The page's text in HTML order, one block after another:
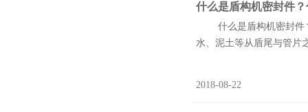
什么是盾构机密封件
什么是盾构机密封件？
水、泥土等从盾尾与管片
2018-08-22